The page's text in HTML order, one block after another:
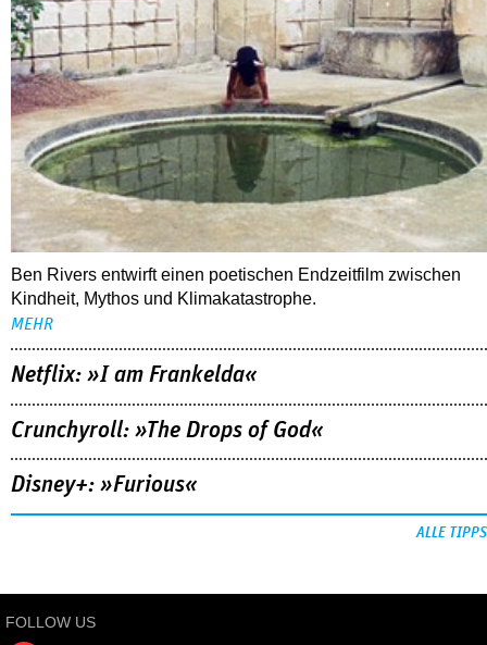
Ben Rivers entwirft einen poetischen Endzeitfilm zwischen
Kindheit, Mythos und Klimakatastrophe.
MEHR
Netflix: »I am Frankelda«
Crunchyroll: »The Drops of God«
Disney+: »Furious«
ALLE TIPPS
FOLLOW US